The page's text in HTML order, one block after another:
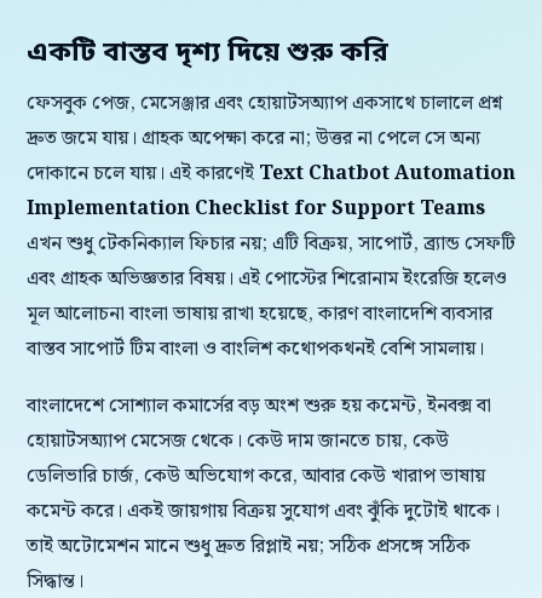
একটি বাস্তব দৃশ্য দিয়ে শুরু করি
ফেসবুক পেজ, মেসেঞ্জার এবং হোয়াটসঅ্যাপ একসাথে চালালে প্রশ্ন
দ্রুত জমে যায়। গ্রাহক অপেক্ষা করে না; উত্তর না পেলে সে অন্য
দোকানে চলে যায়। এই কারণেই Text Chatbot Automation
Implementation Checklist for Support Teams
এখন শুধু টেকনিক্যাল ফিচার নয়; এটি বিক্রয়, সাপোর্ট, ব্র্যান্ড সেফটি
এবং গ্রাহক অভিজ্ঞতার বিষয়। এই পোস্টের শিরোনাম ইংরেজি হলেও
মূল আলোচনা বাংলা ভাষায় রাখা হয়েছে, কারণ বাংলাদেশি ব্যবসার
বাস্তব সাপোর্ট টিম বাংলা ও বাংলিশ কথোপকথনই বেশি সামলায়।
বাংলাদেশে সোশ্যাল কমার্সের বড় অংশ শুরু হয় কমেন্ট, ইনবক্স বা
হোয়াটসঅ্যাপ মেসেজ থেকে। কেউ দাম জানতে চায়, কেউ
ডেলিভারি চার্জ, কেউ অভিযোগ করে, আবার কেউ খারাপ ভাষায়
কমেন্ট করে। একই জায়গায় বিক্রয় সুযোগ এবং ঝুঁকি দুটোই থাকে।
তাই অটোমেশন মানে শুধু দ্রুত রিপ্লাই নয়; সঠিক প্রসঙ্গে সঠিক
সিদ্ধান্ত।